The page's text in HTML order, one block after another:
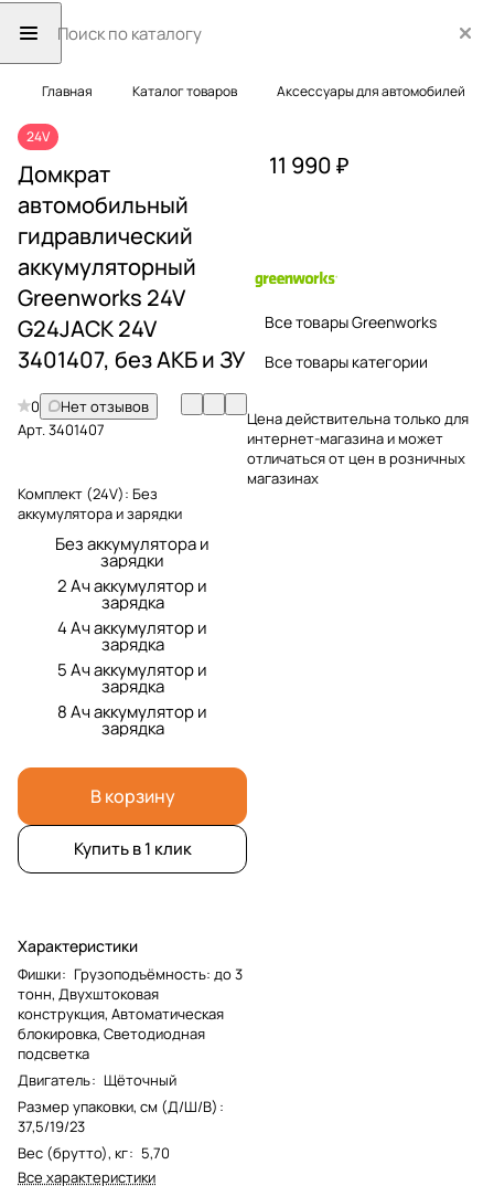
Главная Каталог товаров Аксессуары для автомобилей
24V
Домкрат
автомобильный
гидравлический
аккумуляторный
Greenworks 24V
G24JACK 24V
3401407, без АКБ и ЗУ
0
Нет отзывов
Арт.3401407
Комплект (24V): Без
аккумулятора и зарядки
Без аккумулятора и
зарядки
2 Ач аккумулятор и
зарядка
4 Ач аккумулятор и
зарядка
5 Ач аккумулятор и
зарядка
8 Ач аккумулятор и
зарядка
В корзину
Купить в 1 клик
Характеристики
Фишки: Грузоподъёмность: до 3
тонн, Двухштоковая
конструкция, Автоматическая
блокировка, Светодиодная
подсветка
Двигатель: Щёточный
Размер упаковки, см (Д/Ш/В) :
37,5/19/23
Вес (брутто), кг: 5,70
Все характеристики
11 990 ₽
Все товары Greenworks
Все товары категории
Цена действительна только для
интернет-магазина и может
отличаться от цен в розничных
магазинах